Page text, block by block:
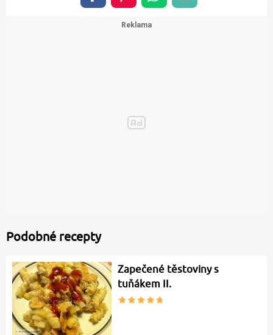
Podobné recepty
Zapečené těstoviny s
tuňákem II.